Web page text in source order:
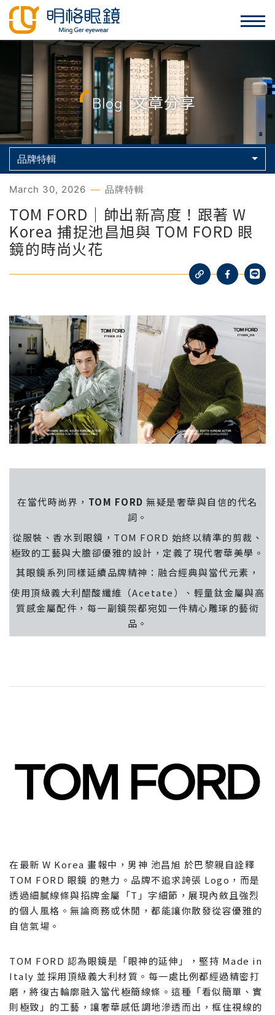
Blog 文章分享
品牌特輯
March 30, 2026 品牌特輯
TOM FORD｜帥出新高度！跟著 W
Korea 捕捉池昌旭與 TOM FORD 眼
鏡的時尚火花
在當代時尚界， TOM FORD 無疑是奢華與自信的代名
詞。
從服裝、香水到眼鏡，TOM FORD 始終以精準的剪裁、
極致的工藝與大膽卻優雅的設計，定義了現代奢華美學。
其眼鏡系列同樣延續品牌精神：融合經典與當代元素，
使用頂級義大利醋酸纖維（Acetate）、輕量鈦金屬與高
質感金屬配件，每一副鏡架都宛如一件精心雕琢的藝術
品。
在最新 W Korea 畫報中，男神 池昌旭 於巴黎親自詮釋
TOM FORD 眼鏡 的魅力。品牌不追求誇張 Logo，而是
透過細膩線條與招牌金屬「T」字細節，展現內斂且強烈
的個人風格。無論商務或休閒，都能讓你散發從容優雅的
自信氣場。
TOM FORD 認為眼鏡是「眼神的延伸」，堅持 Made in
Italy 並採用頂級義大利材質。每一處比例都經過精密打
磨，將復古輪廓融入當代極簡線條。這種「看似簡單、實
則極致」的工藝，讓奢華感低調地滲透而出，框住視線的